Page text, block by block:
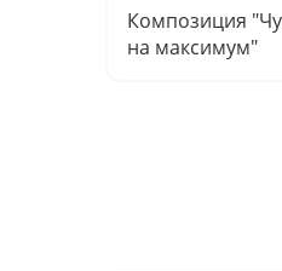
Композиция
на максимум"